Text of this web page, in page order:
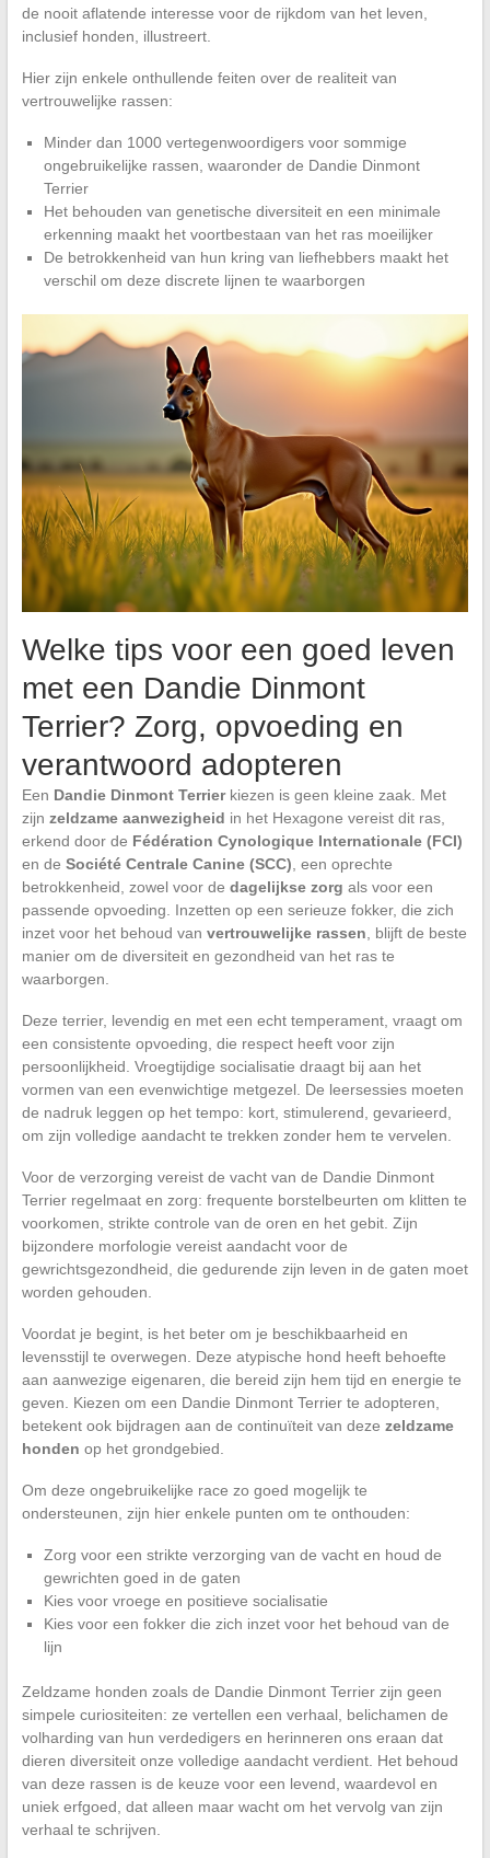
de nooit aflatende interesse voor de rijkdom van het leven,
inclusief honden, illustreert.
Hier zijn enkele onthullende feiten over de realiteit van
vertrouwelijke rassen:
Minder dan 1000 vertegenwoordigers voor sommige
ongebruikelijke rassen, waaronder de Dandie Dinmont
Terrier
Het behouden van genetische diversiteit en een minimale
erkenning maakt het voortbestaan van het ras moeilijker
De betrokkenheid van hun kring van liefhebbers maakt het
verschil om deze discrete lijnen te waarborgen
Welke tips voor een goed leven
met een Dandie Dinmont
Terrier? Zorg, opvoeding en
verantwoord adopteren
Een Dandie Dinmont Terrierkiezen is geen kleine zaak. Met
zijn zeldzame aanwezigheid in het Hexagone vereist dit ras,
erkend door de Fédération Cynologique Internationale (FCI)
en de Société Centrale Canine (SCC) , een oprechte
betrokkenheid, zowel voor de dagelijkse zorg als voor een
passende opvoeding. Inzetten op een serieuze fokker, die zich
inzet voor het behoud van vertrouwelijke rassen , blijft de beste
manier om de diversiteit en gezondheid van het ras te
waarborgen.
Deze terrier, levendig en met een echt temperament, vraagt om
een consistente opvoeding, die respect heeft voor zijn
persoonlijkheid. Vroegtijdige socialisatie draagt bij aan het
vormen van een evenwichtige metgezel. De leersessies moeten
de nadruk leggen op het tempo: kort, stimulerend, gevarieerd,
om zijn volledige aandacht te trekken zonder hem te vervelen.
Voor de verzorging vereist de vacht van de Dandie Dinmont
Terrier regelmaat en zorg: frequente borstelbeurten om klitten te
voorkomen, strikte controle van de oren en het gebit. Zijn
bijzondere morfologie vereist aandacht voor de
gewrichtsgezondheid, die gedurende zijn leven in de gaten moet
worden gehouden.
Voordat je begint, is het beter om je beschikbaarheid en
levensstijl te overwegen. Deze atypische hond heeft behoefte
aan aanwezige eigenaren, die bereid zijn hem tijd en energie te
geven. Kiezen om een Dandie Dinmont Terrier te adopteren,
betekent ook bijdragen aan de continuïteit van deze zeldzame
honden op het grondgebied.
Om deze ongebruikelijke race zo goed mogelijk te
ondersteunen, zijn hier enkele punten om te onthouden:
Zorg voor een strikte verzorging van de vacht en houd de
gewrichten goed in de gaten
Kies voor vroege en positieve socialisatie
Kies voor een fokker die zich inzet voor het behoud van de
lijn
Zeldzame honden zoals de Dandie Dinmont Terrier zijn geen
simpele curiositeiten: ze vertellen een verhaal, belichamen de
volharding van hun verdedigers en herinneren ons eraan dat
dieren diversiteit onze volledige aandacht verdient. Het behoud
van deze rassen is de keuze voor een levend, waardevol en
uniek erfgoed, dat alleen maar wacht om het vervolg van zijn
verhaal te schrijven.